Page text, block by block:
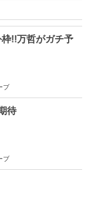
枠!!万哲がガチ予
ブ
待
ブ